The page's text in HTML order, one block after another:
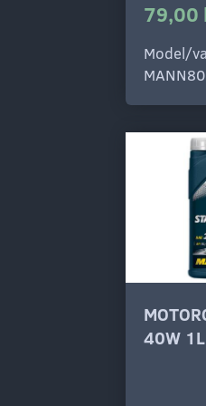
79,00
Model/
40W 1L